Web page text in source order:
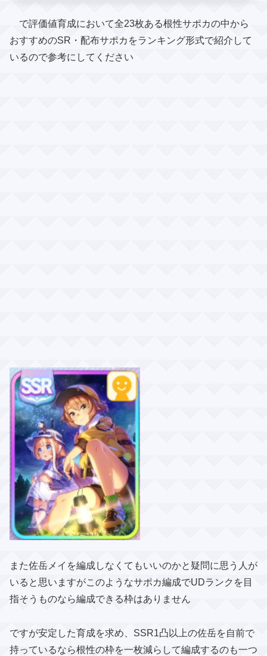
で評価値育成において全23枚ある根性サポカの中から
おすすめのSR・配布サポカをランキング形式で紹介して
いるので参考にしてください
また佐岳メイを編成しなくてもいいのかと疑問に思う人が
いると思いますがこのようなサポカ編成でUDランクを目
指そうものなら編成できる枠はありません
ですが安定した育成を求め、SSR1凸以上の佐岳を自前で
持っているなら根性の枠を一枚減らして編成するのも一つ